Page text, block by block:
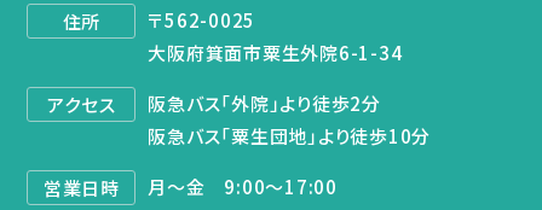
住所
〒562-0025
大阪府箕面市粟生外院6-1-34
アクセス
阪急バス「外院」より徒歩2分
阪急バス「粟生団地」より徒歩10分
営業日時 月～金 9:00～17:00